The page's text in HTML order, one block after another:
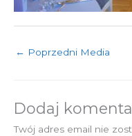
← Poprzedni Media
Dodaj
Twój adres email nie